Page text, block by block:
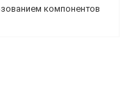
компонентов